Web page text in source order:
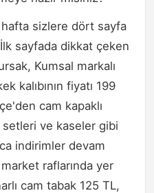
sizlere dört sayfa
sayfada dikkat çeken
Kumsal markalı
kalıbının fiyatı 199
cam kapaklı
setleri ve kaseler gibi
indirimler devam
raflarında yer
cam tabak 125 TL,